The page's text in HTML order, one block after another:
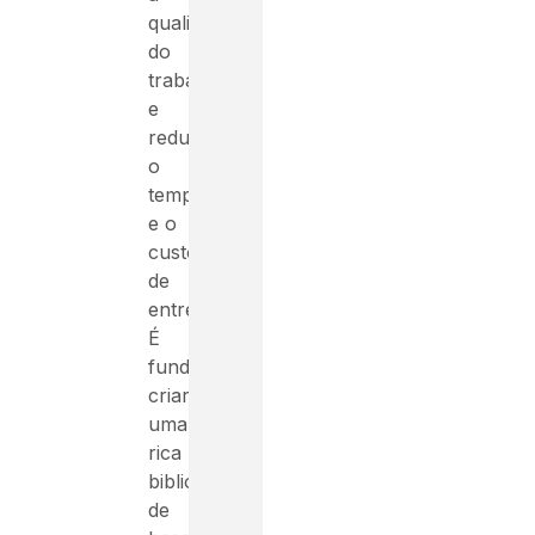
qualidade
do
trabalho
e
reduzir
o
tempo
e o
custo
de
entrega.
É
fundamental
criar
uma
rica
biblioteca
de